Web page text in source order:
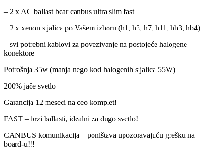
– 2 x AC ballast bear canbus ultra slim fast
– 2 x xenon sijalica po Vašem izboru (h1, h3, h7, h11, hb3, hb4)
– svi potrebni kablovi za povezivanje na postojeće halogene
konektore
Potrošnja 35w (manja nego kod halogenih sijalica 55W)
200% jače svetlo
Garancija 12 meseci na ceo komplet!
FAST – brzi ballasti, idealni za dugo svetlo!
CANBUS komunikacija – poništava upozoravajuću grešku na
board-u!!!